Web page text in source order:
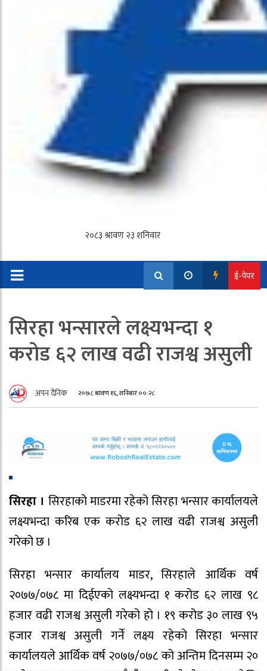
ई-पेपर
सिरहा भन्सारले लक्ष्यभन्दा १
करोड ६२ लाख वढी राजश्व असुली
अपन दैनिक २०७८ श्रावण १६, शनिबार ००:२८
सिरहा । सिरहाको माडरमा रहेको सिरहा भन्सार कार्यालयले
लक्ष्यभन्दा करिब एक करोड ६२ लाख वढी राजश्व असुली
गरेको छ ।
सिरहा भन्सार कार्यालय माडर, सिरहाले आर्थिक वर्ष
२०७७/०७८ मा दिईएको लक्ष्यभन्दा १ करोड ६२ लाख ९८
हजार वढी राजश्व असुली गरेको हो । १९ करोड ३० लाख ९५
हजार राजश्व असुली गर्ने लक्ष्य रहेको सिरहा भन्सार
कार्यालयले आर्थिक वर्ष २०७७/०७८ को अन्तिम दिनसम्म २०